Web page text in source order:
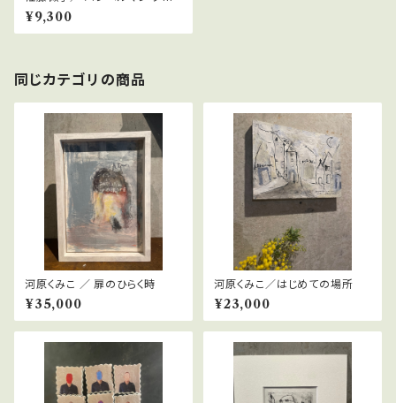
チェル
¥9,300
同じカテゴリの商品
河原くみこ ／ 扉のひらく時
¥35,000
河原くみこ／はじめての場所
¥23,000